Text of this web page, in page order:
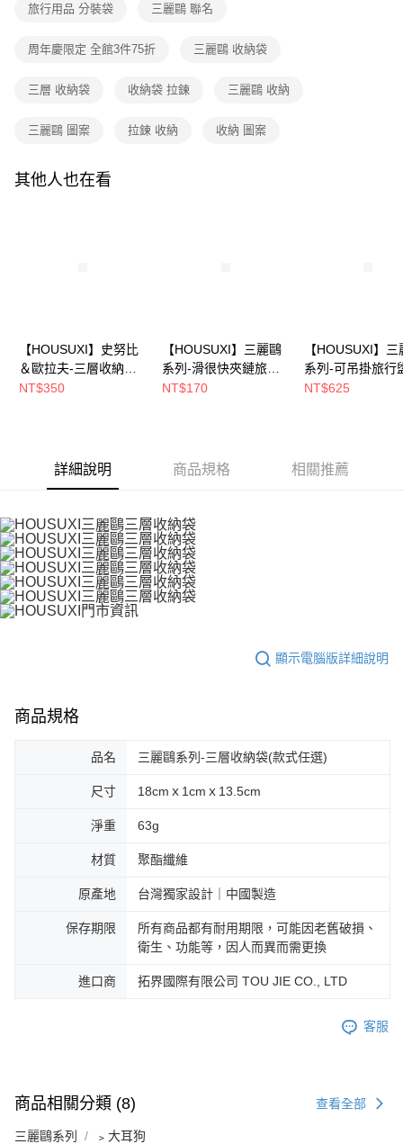
2.透過簡訊連結打開帳單後，可選擇「超商條碼／台灣大直營門市／銀行轉
【注意事項】
用戶於交易時，得透過本服務購買商品或服務，並由商店將買賣／分期付款
資料（包含姓名、電話或地址）提供予台灣大哥大進項蒐集、處理及利用，
3.完整用戶服務條款，請詳閱以下連結：
結帳頁面，進行簡訊認證並確認金額後，即可完成結帳。
３．收到繳費通知簡訊後14天內，點擊此簡訊中的連結，可透過四大超商／
購買商品的店家。未經商家同意取消之訂單仍視為有效，需透過AFTEE先享
※ 交易是否成功請以「AFTEE先享後付 」之結帳頁面顯示為準，若有關於
時審查核予不同之上限額度；若仍有額度不足之情形，本公司將視審查結果
請求用戶進行身份認證。
５．嚴禁一人註冊多個帳號或使用他人資訊註冊。若發現惡意使用之情形，
付款後全家取貨
每筆NT$80，滿NT$699(含以上)免運費
付款後7-11取貨
宅配
旅行用品 分裝袋 三麗鷗 聯名
周年慶限定 全館3件75折 三麗鷗 收納袋
三層 收納袋 收納袋 拉鍊 三麗鷗 收納
三麗鷗 圖案 拉鍊 收納 收納 圖案
其他人也在看
【HOUSUXI】史努比
＆歐拉夫-三層收納袋
(款式任選)【5周年慶
NT$350
【HOUSUXI】三麗鷗
系列-滑很快夾鏈旅行
收納袋-六件組(款式可
NT$170
【HOUSUXI】三
系列-可吊掛旅行
收納包(款式任選
NT$625
詳細說明 商品規格 相關推薦
顯示電腦版詳細說明
商品規格
品名 三麗鷗系列-三層收納袋(款式任選)
尺寸 18cmｘ1cmｘ13.5cm
淨重 63g
材質 聚酯纖維
原產地 台灣獨家設計｜中國製造
保存期限
所有商品都有耐用期限，可能因老舊破損、
衛生、功能等，因人而異而需更換
進口商 拓界國際有限公司 TOU JIE CO., LTD
客服
商品相關分類 (8) 查看全部
三麗鷗系列 ﹥大耳狗